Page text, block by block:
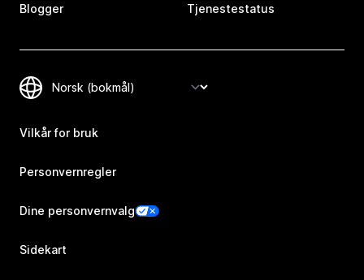
Blogger Tjenestestatus
Vilkår for bruk
Personvernregler
Dine personvernvalg
Sidekart